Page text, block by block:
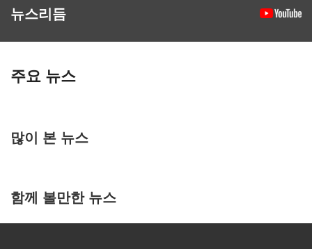
뉴스리듬
주요 뉴스
많이 본 뉴스
함께 볼만한 뉴스